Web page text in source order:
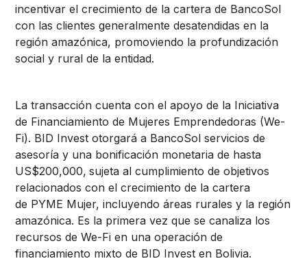
incentivar el crecimiento de la cartera de BancoSol
con las clientes generalmente desatendidas en la
región amazónica, promoviendo la profundización
social y rural de la entidad.
La transacción cuenta con el apoyo de la Iniciativa
de Financiamiento de Mujeres Emprendedoras (We-
Fi). BID Invest otorgará a BancoSol servicios de
asesoría y una bonificación monetaria de hasta
US$200,000, sujeta al cumplimiento de objetivos
relacionados con el crecimiento de la cartera
de PYME Mujer, incluyendo áreas rurales y la región
amazónica. Es la primera vez que se canaliza los
recursos de We-Fi en una operación de
financiamiento mixto de BID Invest en Bolivia.